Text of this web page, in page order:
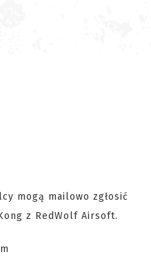
mogą mailowo zgłosić
z RedWolf Airsoft.